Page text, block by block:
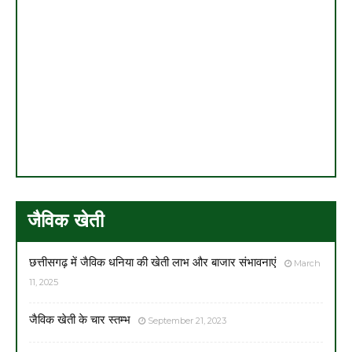
जैविक खेती
छत्तीसगढ़ में जैविक धनिया की खेती लाभ और बाजार संभावनाएं
March
11, 2025
जैविक खेती के चार स्तम्भ September 21, 2023